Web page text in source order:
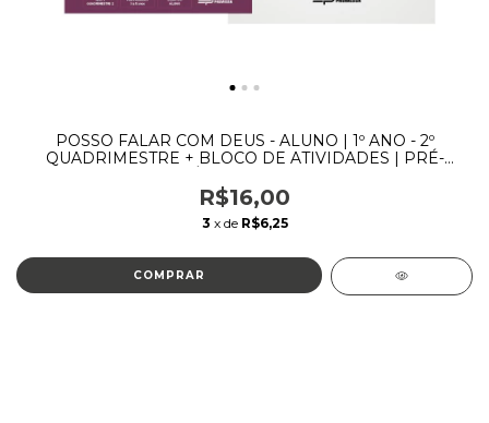
POSSO FALAR COM DEUS - ALUNO | 1º ANO - 2º
QUADRIMESTRE + BLOCO DE ATIVIDADES | PRÉ-
R$16,00
3 x de R$6,25